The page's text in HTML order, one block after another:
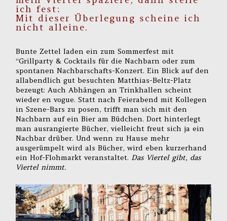
ich fest:
Mit dieser Überlegung scheine ich
nicht alleine.
Bunte Zettel laden ein zum Sommerfest mit
“Grillparty & Cocktails für die Nachbarn oder zum
spontanen Nachbarschafts-Konzert. Ein Blick auf den
allabendlich gut besuchten Matthias-Beltz-Platz
bezeugt: Auch Abhängen an Trinkhallen scheint
wieder en vogue. Statt nach Feierabend mit Kollegen
in Szene-Bars zu posen, trifft man sich mit den
Nachbarn auf ein Bier am Büdchen. Dort hinterlegt
man ausrangierte Bücher, vielleicht freut sich ja ein
Nachbar drüber. Und wenn zu Hause mehr
ausgerümpelt wird als Bücher, wird eben kurzerhand
ein Hof-Flohmarkt veranstaltet. Das Viertel gibt, das
Viertel nimmt.